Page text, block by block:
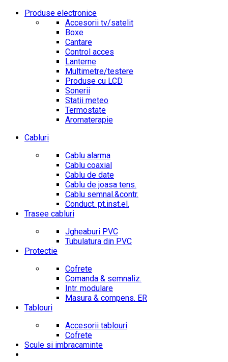
Produse electronice
Accesorii tv/satelit
Boxe
Cantare
Control acces
Lanterne
Multimetre/testere
Produse cu LCD
Sonerii
Statii meteo
Termostate
Aromaterapie
Cabluri
Cablu alarma
Cablu coaxial
Cablu de date
Cablu de joasa tens.
Cablu semnal.&contr.
Conduct. pt.inst.el.
Trasee cabluri
Jgheaburi PVC
Tubulatura din PVC
Protectie
Cofrete
Comanda & semnaliz.
Intr. modulare
Masura & compens. ER
Tablouri
Accesorii tablouri
Cofrete
Scule si imbracaminte